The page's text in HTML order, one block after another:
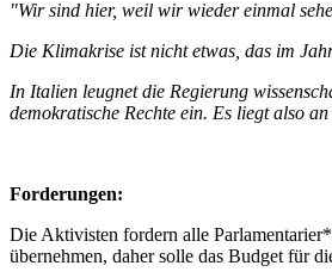
"Wir sind hier, weil wir wieder einmal
Die Klimakrise ist nicht etwas, das im
In Italien leugnet die Regierung
demokratische Rechte ein. Es liegt also
Forderungen:
Die Aktivisten fordern alle
übernehmen, daher solle das Budget für